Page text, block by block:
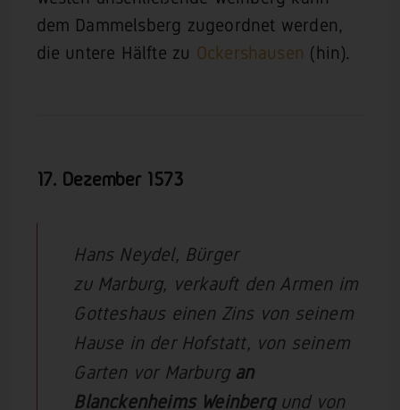
dem Dammelsberg zugeordnet werden,
die untere Hälfte zu Ockershausen (hin).
17. Dezember 1573
Hans Neydel, Bürger
zu Marburg, verkauft den Armen im
Gotteshaus einen Zins von seinem
Hause in der Hofstatt, von seinem
Garten vor Marburg an
Blanckenheims Weinbergund von